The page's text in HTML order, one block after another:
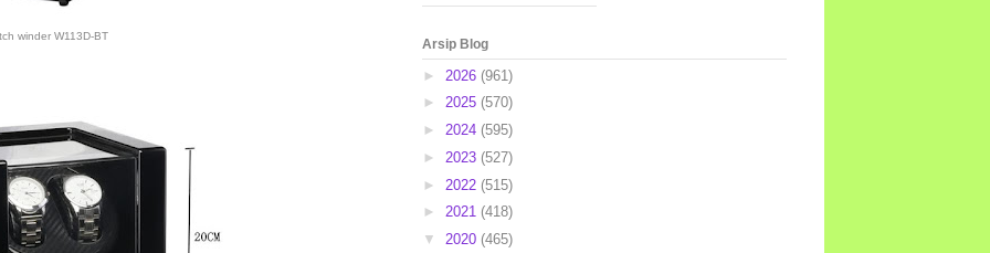
winder W113D-BT
Arsip Blog
► 2026 (961)
► 2025 (570)
► 2024 (595)
► 2023 (527)
► 2022 (515)
► 2021 (418)
▼ 2020 (465)